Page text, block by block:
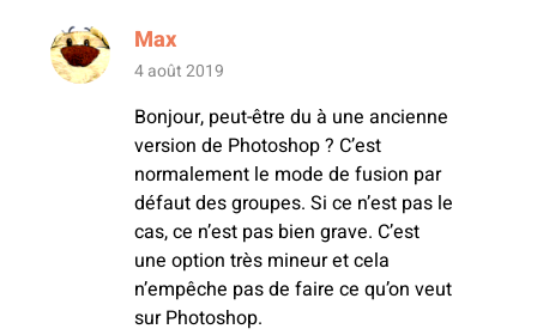
Max
4 août 2019
Bonjour, peut-être du à une ancienne
version de Photoshop ? C’est
normalement le mode de fusion par
défaut des groupes. Si ce n’est pas le
cas, ce n’est pas bien grave. C’est
une option très mineur et cela
n’empêche pas de faire ce qu’on veut
sur Photoshop.